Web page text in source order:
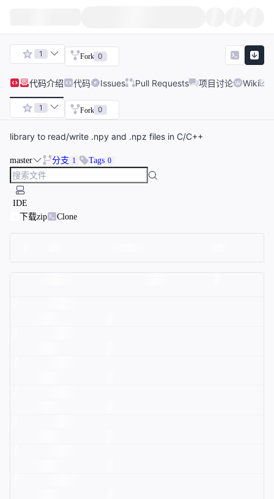
1 Fork 0
代码介绍 代码 Issues Pull Requests 项目讨论 Wiki
1 Fork 0
library to read/write .npy and .npz files in C/C++
master 分支 1 Tags 0
IDE
下载zip
Clone